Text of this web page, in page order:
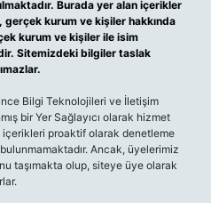
Burada yer alan içerikler
kurum ve kişiler hakkında
kurum ve kişiler ile isim
Sitemizdeki bilgiler taslak
Bilgi Teknolojileri ve İletişim
bir Yer Sağlayıcı olarak hizmet
proaktif olarak denetleme
Ancak, üyelerimiz
taşımakta olup, siteye üye olarak